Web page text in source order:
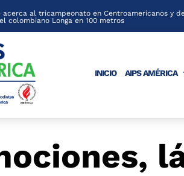
acerca al tricampeonato en Centroamericanos y
colombiano Longa en 100 metros
INICIO AIPS AMÉRICA